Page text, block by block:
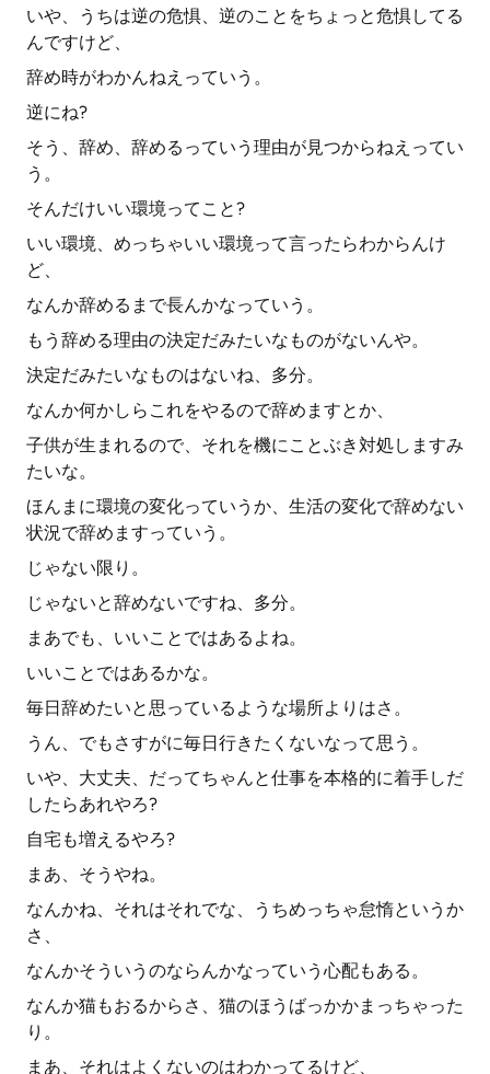
いや、うちは逆の危惧、逆のことをちょっと危惧してる
んですけど、
辞め時がわかんねえっていう。
逆にね?
そう、辞め、辞めるっていう理由が見つからねえってい
う。
そんだけいい環境ってこと?
いい環境、めっちゃいい環境って言ったらわからんけ
ど、
なんか辞めるまで長んかなっていう。
もう辞める理由の決定だみたいなものがないんや。
決定だみたいなものはないね、多分。
なんか何かしらこれをやるので辞めますとか、
子供が生まれるので、それを機にことぶき対処しますみ
たいな。
ほんまに環境の変化っていうか、生活の変化で辞めない
状況で辞めますっていう。
じゃない限り。
じゃないと辞めないですね、多分。
まあでも、いいことではあるよね。
いいことではあるかな。
毎日辞めたいと思っているような場所よりはさ。
うん、でもさすがに毎日行きたくないなって思う。
いや、大丈夫、だってちゃんと仕事を本格的に着手しだ
したらあれやろ?
自宅も増えるやろ?
まあ、そうやね。
なんかね、それはそれでな、うちめっちゃ怠惰というか
さ、
なんかそういうのならんかなっていう心配もある。
なんか猫もおるからさ、猫のほうばっかかまっちゃった
り。
まあ、それはよくないのはわかってるけど、